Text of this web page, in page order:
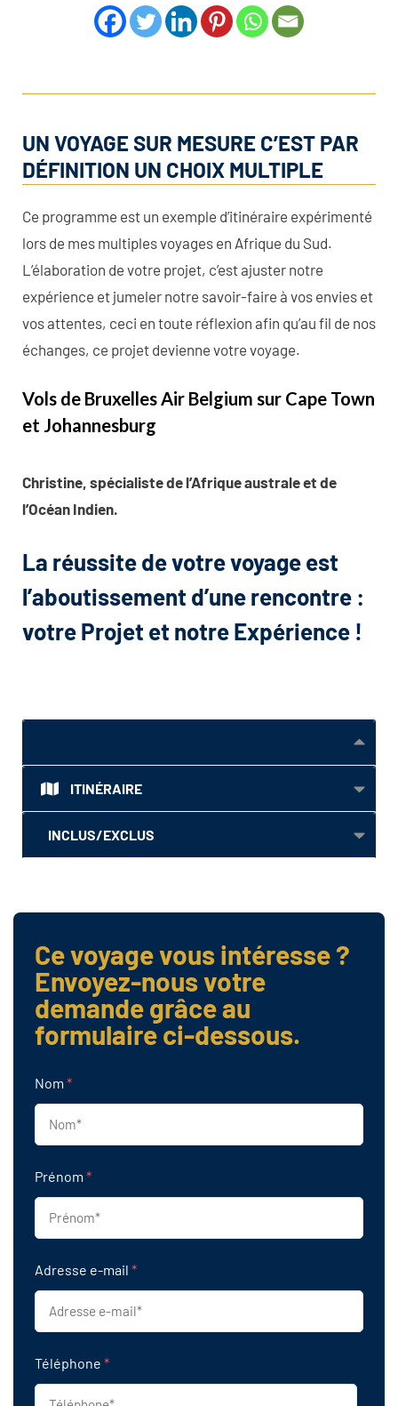
ITINÉRAIRE
INCLUS/EXCLUS
UN VOYAGE SUR MESURE C’EST PAR
DÉFINITION UN CHOIX MULTIPLE
Ce programme est un exemple d’itinéraire expérimenté
lors de mes multiples voyages en Afrique du Sud.
L’élaboration de votre projet, c’est ajuster notre
expérience et jumeler notre savoir-faire à vos envies et
vos attentes, ceci en toute réflexion afin qu’au fil de nos
échanges, ce projet devienne votre voyage.
Vols de Bruxelles Air Belgium sur Cape Town
et Johannesburg
Christine, spécialiste de l’Afrique australe et de
l’Océan Indien.
La réussite de votre voyage est
l’aboutissement d’une rencontre :
votre Projet et notre Expérience !
Ce voyage vous intéresse ?
Envoyez-nous votre
demande grâce au
formulaire ci-dessous.
Nom *
Prénom *
Adresse e-mail *
Téléphone *